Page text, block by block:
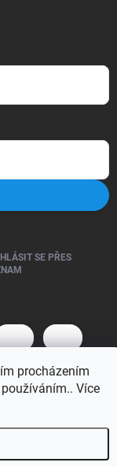
procházením
Více
SE PŘES
vyhrazena.Upravit